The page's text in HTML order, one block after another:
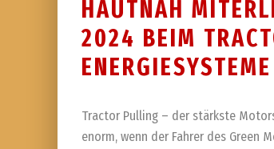
HAUTNAH
2024 BEIM
Tractor Pulling – der stärkste
enorm, wenn der Fahrer des Green